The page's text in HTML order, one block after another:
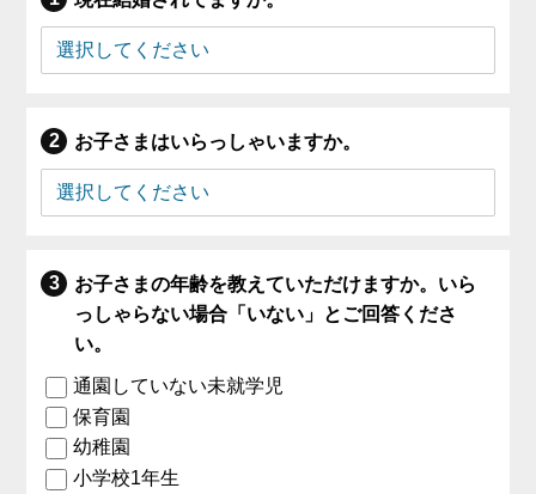
お子さまはいらっしゃいますか。
お子さまの年齢を教えていただけますか。いら
っしゃらない場合「いない」とご回答くださ
い。
通園していない未就学児
保育園
幼稚園
小学校1年生